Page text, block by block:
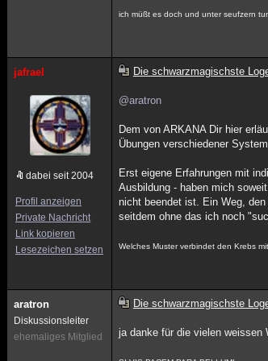
ich müßt es doch und unter seufzern
jafrael
dabei seit 2004
Profil anzeigen
Private Nachricht
Link kopieren
Lesezeichen setzen
Die schwarzmagischste
@aratron
Dem von ARKANA Dir hier
Übungen verschiedener
Erst eigene Erfahrungen mit
Ausbildung - haben mich
nicht beendet ist. Ein Weg,
seitdem ohne das ich noch
Welches Muster verbindet den Krebs
aratron
Diskussionsleiter
ehemaliges Mitglied
Die schwarzmagischste
ja danke für die vielen